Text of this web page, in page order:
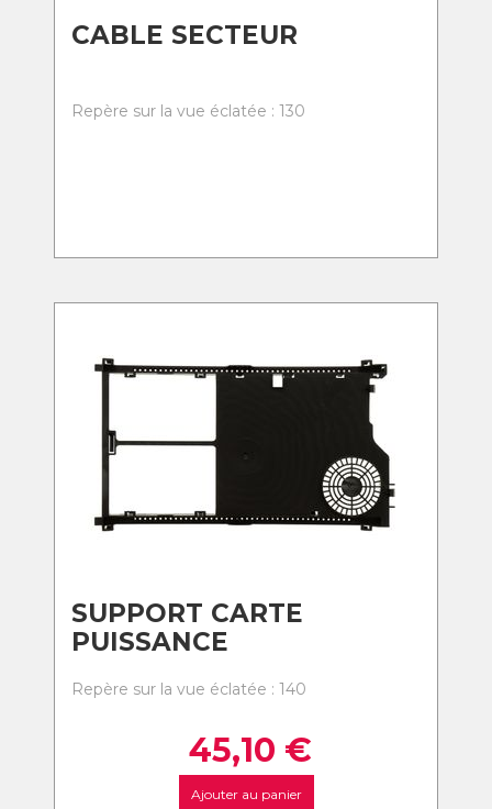
CABLE SECTEUR
Repère sur la vue éclatée : 130
SUPPORT CARTE
PUISSANCE
Repère sur la vue éclatée : 140
45,10 €
Ajouter au panier